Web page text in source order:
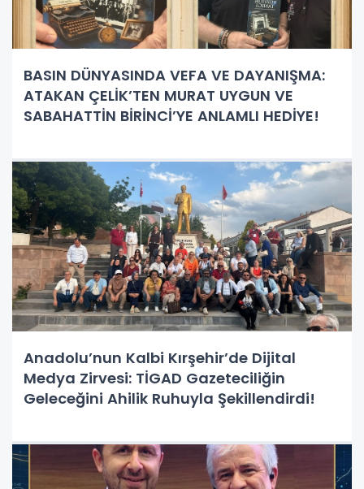
BASIN DÜNYASINDA VEFA VE DAYANIŞMA:
ATAKAN ÇELİK’TEN MURAT UYGUN VE
SABAHATTİN BİRİNCİ’YE ANLAMLI HEDİYE!
Anadolu’nun Kalbi Kırşehir’de Dijital
Medya Zirvesi: TİGAD Gazeteciliğin
Geleceğini Ahilik Ruhuyla Şekillendirdi!